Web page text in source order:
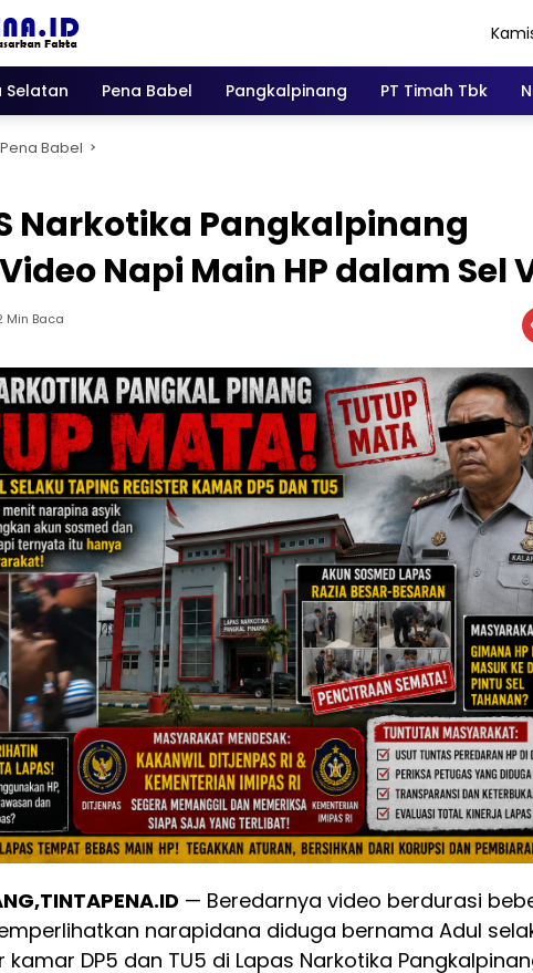
Selatan Pena Babel Pangkalpinang PT Timah Tbk
Pena Babel
Narkotika Pangkalpinang
Napi Main HP dalam Sel
Min Baca
— Beredarnya video berdurasi
narapidana diduga bernama Adul
DP5 dan TU5 di Lapas Narkotika